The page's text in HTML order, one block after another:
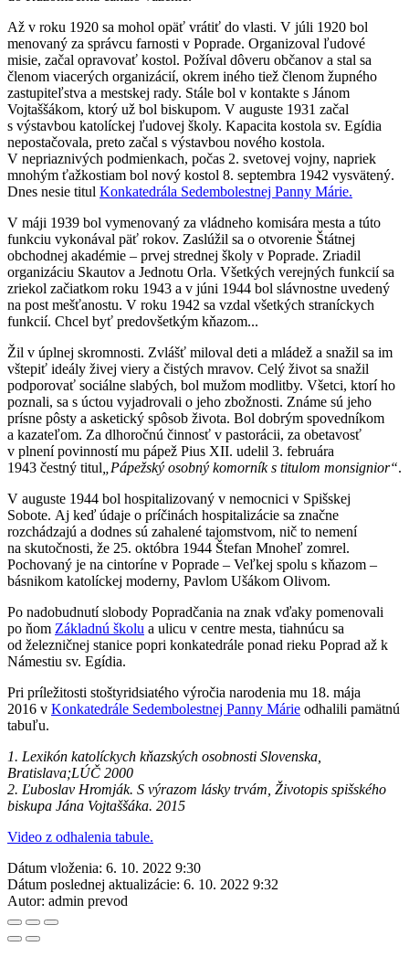
Až v roku 1920 sa mohol opäť vrátiť do vlasti. V júli 1920 bol
menovaný za správcu farnosti v Poprade. Organizoval ľudové
misie, začal opravovať kostol. Požíval dôveru občanov a stal sa
členom viacerých organizácií, okrem iného tiež členom župného
zastupiteľstva a mestskej rady. Stále bol v kontakte s Jánom
Vojtaššákom, ktorý už bol biskupom. V auguste 1931 začal
s výstavbou katolíckej ľudovej školy. Kapacita kostola sv. Egídia
nepostačovala, preto začal s výstavbou nového kostola.
V nepriaznivých podmienkach, počas 2. svetovej vojny, napriek
mnohým ťažkostiam bol nový kostol 8. septembra 1942 vysvätený.
Dnes nesie titul Konkatedrála Sedembolestnej Panny Márie.
V máji 1939 bol vymenovaný za vládneho komisára mesta a túto
funkciu vykonával päť rokov. Zaslúžil sa o otvorenie Štátnej
obchodnej akadémie – prvej strednej školy v Poprade. Zriadil
organizáciu Skautov a Jednotu Orla. Všetkých verejných funkcií sa
zriekol začiatkom roku 1943 a v júni 1944 bol slávnostne uvedený
na post mešťanostu. V roku 1942 sa vzdal všetkých straníckych
funkcií. Chcel byť predovšetkým kňazom...
Žil v úplnej skromnosti. Zvlášť miloval deti a mládež a snažil sa im
vštepiť ideály živej viery a čistých mravov. Celý život sa snažil
podporovať sociálne slabých, bol mužom modlitby. Všetci, ktorí ho
poznali, sa s úctou vyjadrovali o jeho zbožnosti. Známe sú jeho
prísne pôsty a asketický spôsob života. Bol dobrým spovedníkom
a kazateľom. Za dlhoročnú činnosť v pastorácii, za obetavosť
v plnení povinností mu pápež Pius XII. udelil 3. februára
1943 čestný titul „Pápežský osobný komorník s titulom monsignior“.
V auguste 1944 bol hospitalizovaný v nemocnici v Spišskej
Sobote. Aj keď údaje o príčinách hospitalizácie sa značne
rozchádzajú a dodnes sú zahalené tajomstvom, nič to nemení
na skutočnosti, že 25. októbra 1944 Štefan Mnoheľ zomrel.
Pochovaný je na cintoríne v Poprade – Veľkej spolu s kňazom –
básnikom katolíckej moderny, Pavlom Ušákom Olivom.
Po nadobudnutí slobody Popradčania na znak vďaky pomenovali
po ňom Základnú školu a ulicu v centre mesta, tiahnúcu sa
od železničnej stanice popri konkatedrále ponad rieku Poprad až k
Námestiu sv. Egídia.
Pri príležitosti stoštyridsiatého výročia narodenia mu 18. mája
2016 v Konkatedrále Sedembolestnej Panny Márie odhalili pamätnú
tabuľu.
1. Lexikón katolíckych kňazských osobnosti Slovenska,
Bratislava;LÚČ 2000
2. Ľuboslav Hromják. S výrazom lásky trvám, Životopis spišského
biskupa Jána Vojtaššáka. 2015
Video z odhalenia tabule.
Dátum vloženia: 6. 10. 2022 9:30
Dátum poslednej aktualizácie: 6. 10. 2022 9:32
Autor: admin prevod